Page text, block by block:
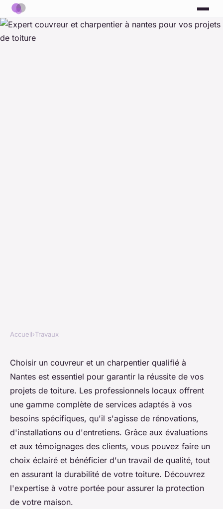
Expert couvreur et
charpentier à nantes pour vos
projets de toiture
Célia•18 octobre 2024 •4 min de lecture
Accueil›Travaux
Choisir un couvreur et un charpentier qualifié à
Nantes est essentiel pour garantir la réussite de vos
projets de toiture. Les professionnels locaux offrent
une gamme complète de services adaptés à vos
besoins spécifiques, qu'il s'agisse de rénovations,
d'installations ou d'entretiens. Grâce aux évaluations
et aux témoignages des clients, vous pouvez faire un
choix éclairé et bénéficier d'un travail de qualité, tout
en assurant la durabilité de votre toiture. Découvrez
l'expertise à votre portée pour assurer la protection
de votre maison.